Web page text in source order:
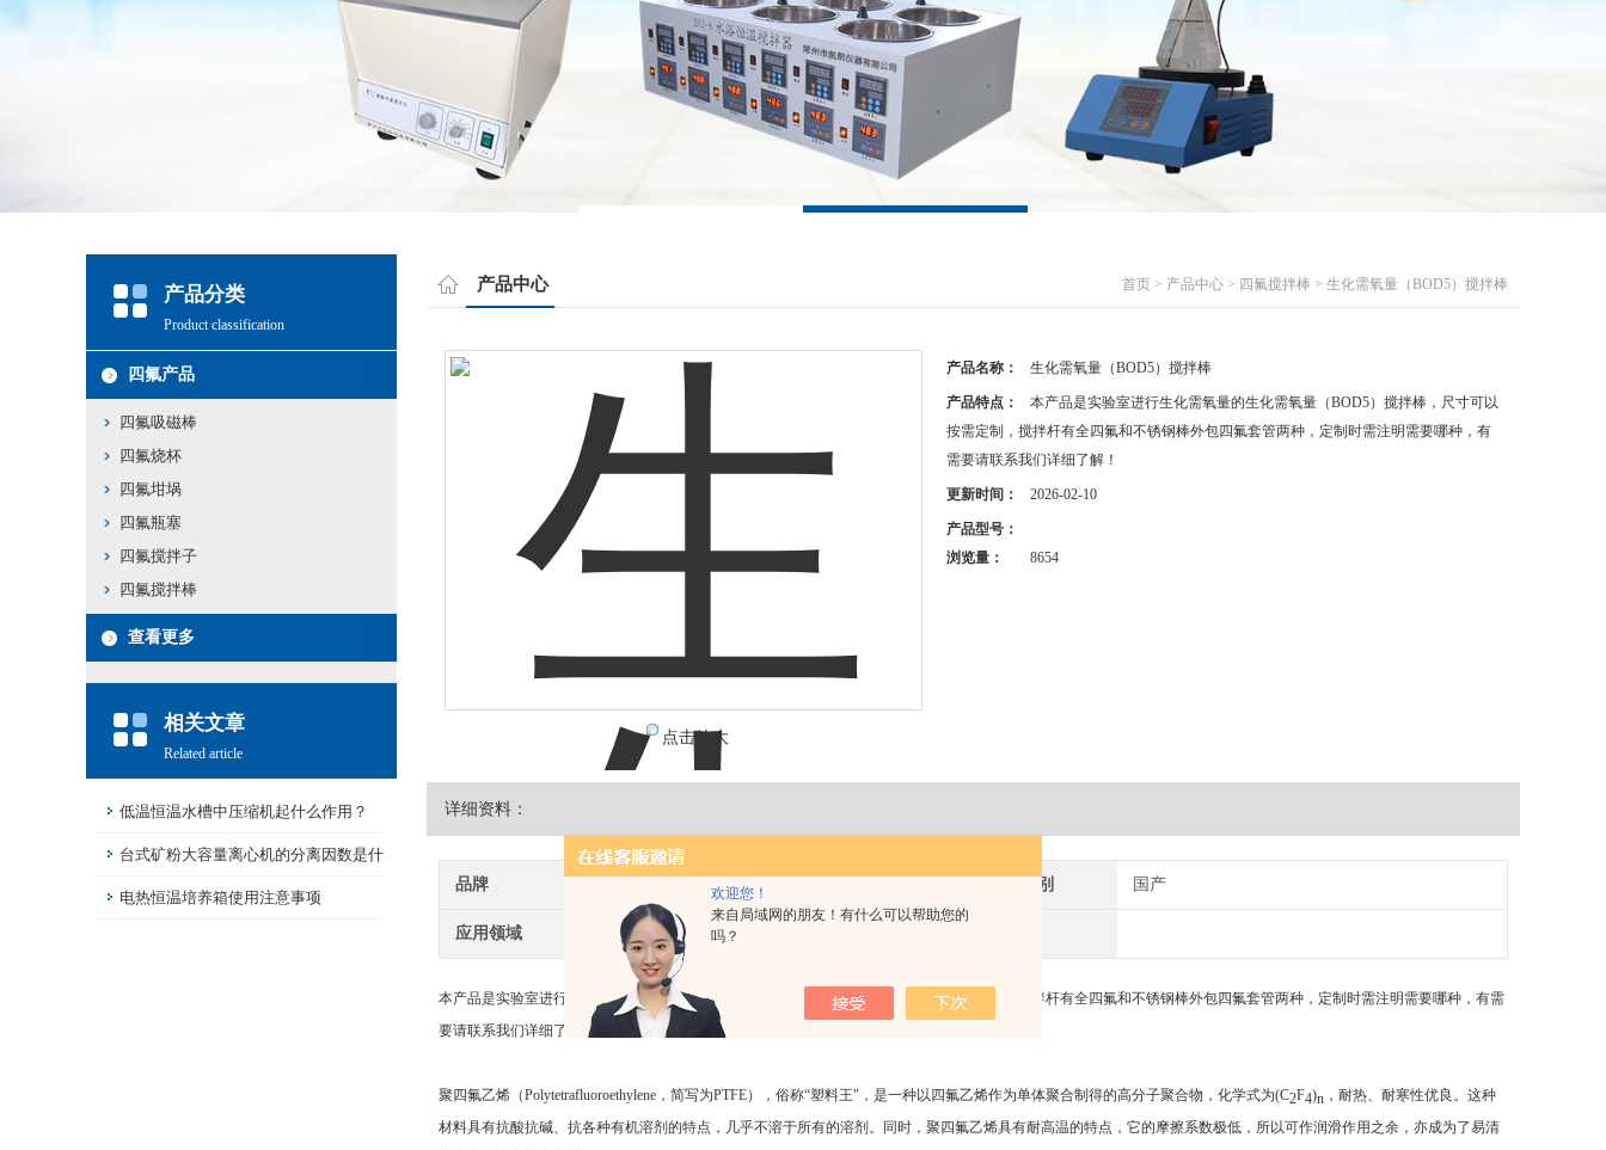
欢迎您！
来自局域网的朋友！有什么可以帮助您的
吗？
产品中心 首页 > 产品中心 > 四氟搅拌棒 > 生化需氧量（BOD5）搅拌棒
点击放大
产品名称： 生化需氧量（BOD5）搅拌棒
产品特点：
本产品是实验室进行生化需氧量的生化需氧量（BOD5）搅拌棒，尺寸可以
按需定制，搅拌杆有全四氟和不锈钢棒外包四氟套管两种，定制时需注明需要哪种，有
需要请联系我们详细了解！
更新时间： 2026-02-10
产品型号：
浏览量：
8654
详细资料：
品牌 产地类别 国产
应用领域 医疗卫生,环保,化工,石油,制药/生物制药
本产品是实验室进行生化需氧量的生化需氧量(BOD5)实验用的搅拌棒
，尺寸可以按需定制，搅拌杆有全四氟和不锈钢棒外包四氟套管两种，定制时需注明需要哪种，有需
要请联系我们详细了解！
聚四氟乙烯（Polytetrafluoroethylene，简写为PTFE），俗称“塑料王"，是一种以四氟乙烯作为单体聚合制得的高分子聚合物，化学式为(C2F4)n ，耐热、耐寒性优良。这种
材料具有抗酸抗碱、抗各种有机溶剂的特点，几乎不溶于所有的溶剂。同时，聚四氟乙烯具有耐高温的特点，它的摩擦系数极低，所以可作润滑作用之余，亦成为了易清
产品分类
Product classification
四氟产品
四氟吸磁棒
四氟烧杯
四氟坩埚
四氟瓶塞
四氟搅拌子
四氟搅拌棒
查看更多
相关文章
Related article
低温恒温水槽中压缩机起什么作用？
台式矿粉大容量离心机的分离因数是什
么？电热恒温培养箱使用注意事项